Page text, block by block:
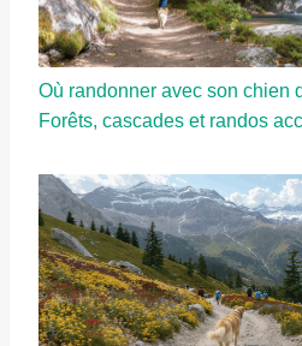
Où randonner avec son chien
Forêts, cascades et randos